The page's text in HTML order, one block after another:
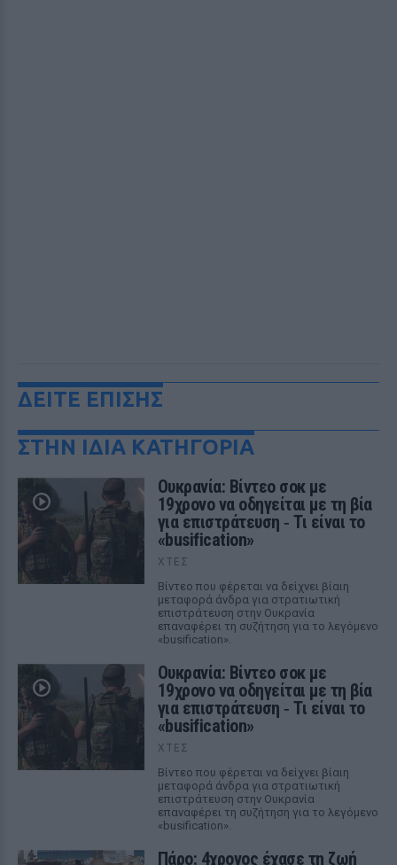
ΔΕΙΤΕ ΕΠΙΣΗΣ
ΣΤΗΝ ΙΔΙΑ ΚΑΤΗΓΟΡΙΑ
Ουκρανία: Βίντεο σοκ με
19χρονο να οδηγείται με τη βία
για επιστράτευση ‑ Τι είναι το
«busification»
ΧΤΕΣ
Βίντεο που φέρεται να δείχνει βίαιη
μεταφορά άνδρα για στρατιωτική
επιστράτευση στην Ουκρανία
επαναφέρει τη συζήτηση για το λεγόμενο
«busification».
Ουκρανία: Βίντεο σοκ με
19χρονο να οδηγείται με τη βία
για επιστράτευση ‑ Τι είναι το
«busification»
ΧΤΕΣ
Βίντεο που φέρεται να δείχνει βίαιη
μεταφορά άνδρα για στρατιωτική
επιστράτευση στην Ουκρανία
επαναφέρει τη συζήτηση για το λεγόμενο
«busification».
Πάρο: 4χρονος έχασε τη ζωή